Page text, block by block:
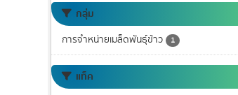
กลุ่ม
การจำหน่ายเมล็ดพันธุ์ข้าว 1
แท็ค